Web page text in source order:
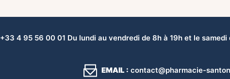
+33 4 95 56 00 01 Du lundi au vendredi de 8h à 19h et le
EMAIL : contact@pharmacie-